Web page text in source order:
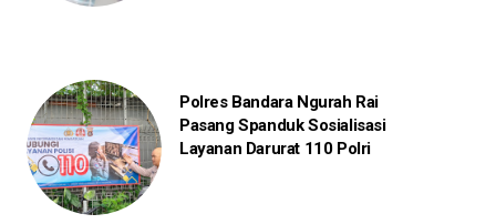
Polres Bandara Ngurah Rai
Pasang Spanduk Sosialisasi
Layanan Darurat 110 Polri